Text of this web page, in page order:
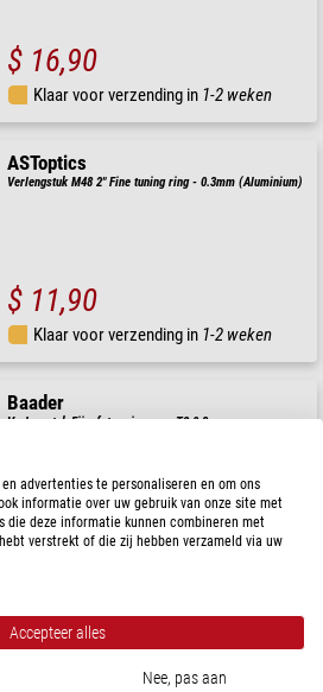
$ 16,90
Klaar voor verzending in 1-2 weken
ASToptics
Verlengstuk M48 2" Fine tuning ring - 0.3mm (Aluminium)
$ 11,90
Klaar voor verzending in 1-2 weken
Baader
Verlengstuk Fijnafstemring voor T2 0,3mm
$ 16,90
TS Optics
advertenties te personaliseren en om ons
informatie over uw gebruik van onze site met
die deze informatie kunnen combineren met
verstrekt of die zij hebben verzameld via uw
Accepteer alles
Nee, pas aan